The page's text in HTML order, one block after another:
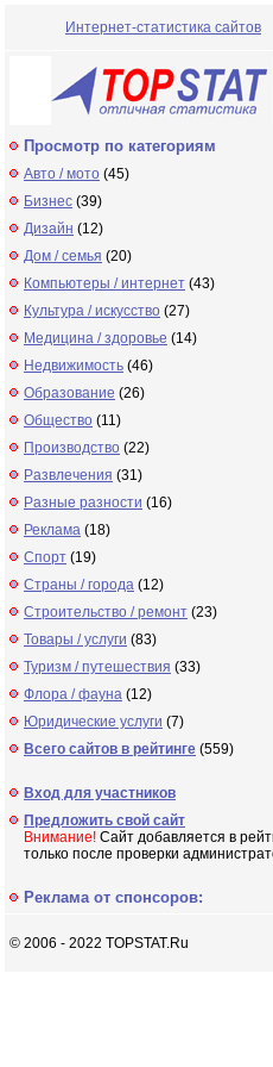
Интернет-статистика сайтов
Просмотр по категориям
Авто / мото (45)
Бизнес (39)
Дизайн (12)
Дом / семья (20)
Компьютеры / интернет (43)
Культура / искусство (27)
Медицина / здоровье (14)
Недвижимость (46)
Образование (26)
Общество (11)
Производство (22)
Развлечения (31)
Разные разности (16)
Реклама (18)
Спорт (19)
Страны / города (12)
Строительство / ремонт (23)
Товары / услуги (83)
Туризм / путешествия (33)
Флора / фауна (12)
Юридические услуги (7)
Всего сайтов в рейтинге (559)
Вход для участников
Предложить свой сайт
Внимание! Сайт добавляется в
только после проверки
Реклама от спонсоров:
© 2006 - 2022 TOPSTAT.Ru